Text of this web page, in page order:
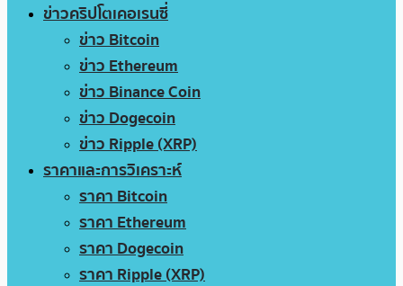
ข่าวคริปโตเคอเรนซี่
ข่าว Bitcoin
ข่าว Ethereum
ข่าว Binance Coin
ข่าว Dogecoin
ข่าว Ripple (XRP)
ราคาและการวิเคราะห์
ราคา Bitcoin
ราคา Ethereum
ราคา Dogecoin
ราคา Ripple (XRP)